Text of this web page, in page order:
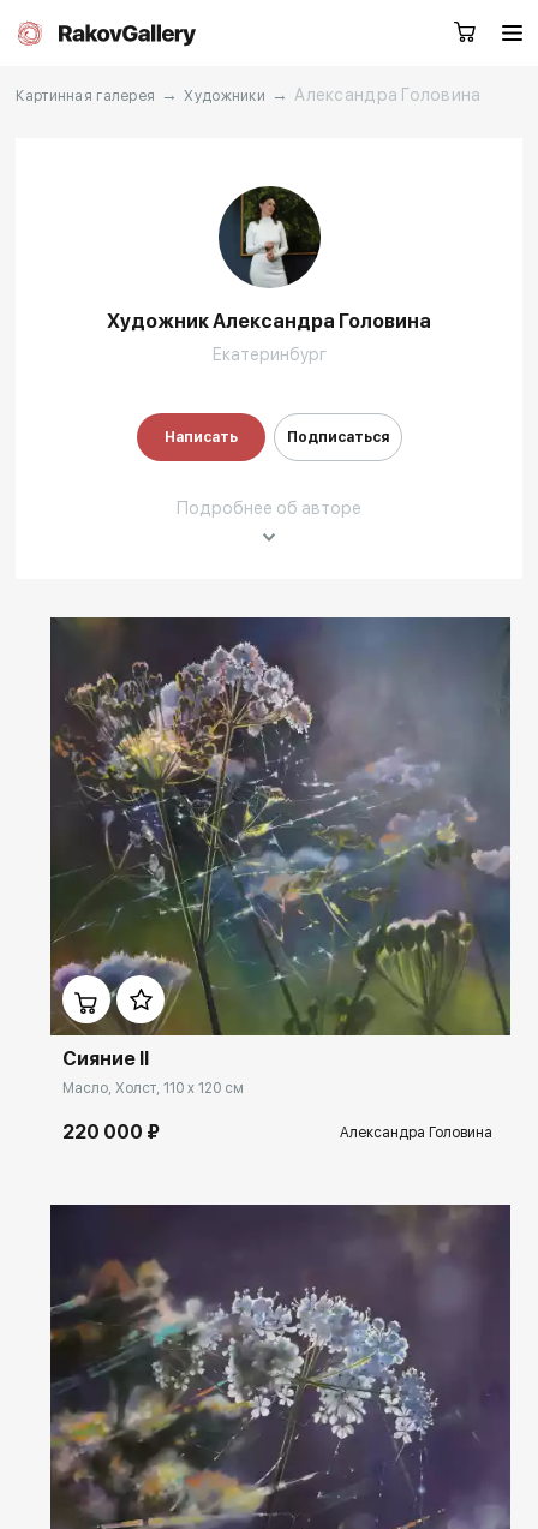
Художники
Услуги
Контакты
baget
special
Картинная галерея → Художники → Александра Головина
Художник Александра Головина
Екатеринбург
Написать Подписаться
Подробнее об авторе
Домен: rakovgallery.ru
Сияние II
Масло, Холст, 110 x 120 см
220 000 ₽ Александра Головина